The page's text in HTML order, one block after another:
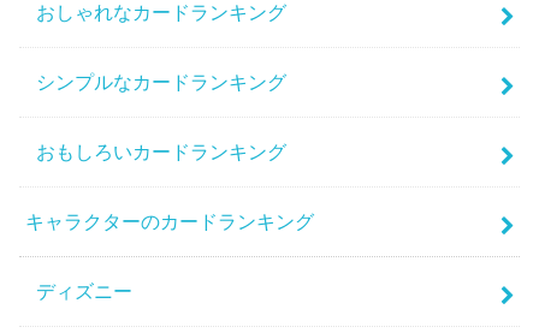
おしゃれなカードランキング
シンプルなカードランキング
おもしろいカードランキング
キャラクターのカードランキング
ディズニー